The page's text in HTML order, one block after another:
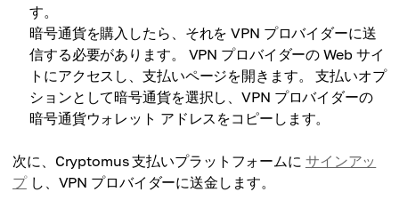
す。
暗号通貨を購入したら、それを VPN プロバイダーに送
信する必要があります。 VPN プロバイダーの Web サイ
トにアクセスし、支払いページを開きます。 支払いオプ
ションとして暗号通貨を選択し、VPN プロバイダーの
暗号通貨ウォレット アドレスをコピーします。
次に、Cryptomus 支払いプラットフォームに サインアッ
プし、VPN プロバイダーに送金します。